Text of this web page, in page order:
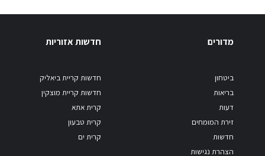
מדורים
ביטחון
בריאות
דעות
זירת המומחים
חדשות
הצהרת נגישות
חדשות אזוריות
חדשות קריית ביאליק
חדשות קריית מוצקין
קרית אתא
קרית טבעון
קרית ים